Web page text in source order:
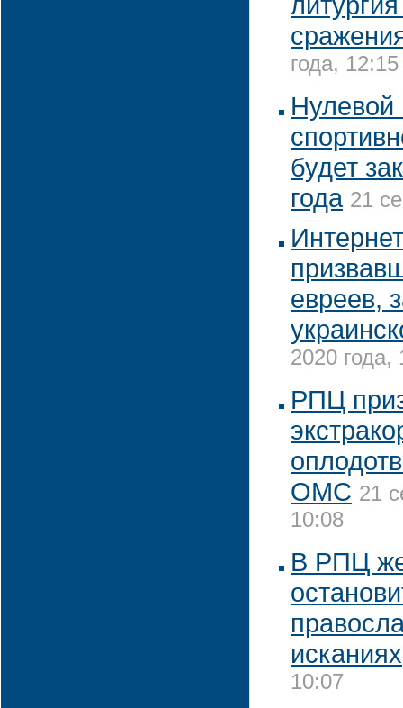
года, 12:15
Нулевой
будет
года 21
евреев,
2020 года,
РПЦ
ОМС 21
10:08
В РПЦ
исканиях
10:07